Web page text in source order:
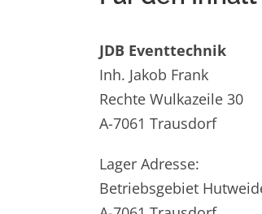
JDB Eventtechnik
Inh. Jakob Frank
Rechte Wulkazeile 30
A-7061 Trausdorf
Lager Adresse:
Betriebsgebiet